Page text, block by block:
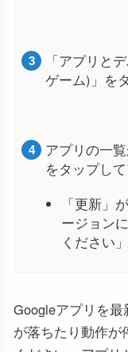
「アプリと
ゲーム)」を
アプリの一
をタップし
「更新」
ージョン
ください」
Googleアプリを
が落ちたり動作が